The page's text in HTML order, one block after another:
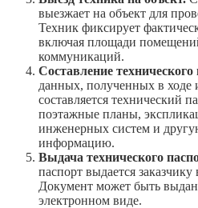
выезжает на объект для
Техник фиксирует
включая площади
коммуникаций.
Составление технического
данных, полученных в ходе
составляется технический
поэтажные планы,
инженерных систем и
информацию.
Выдача технического
паспорт выдается
Документ может быть
электронном виде.